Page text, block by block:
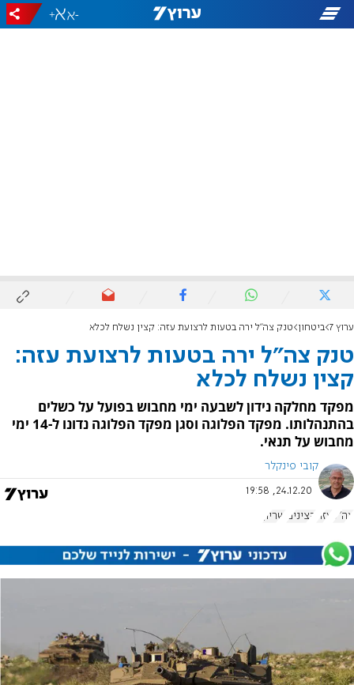
-
+
ערוץ 7 ביטחון טנק צה"ל ירה בטעות לרצועת עזה: קצין נשלח לכלא
טנק צה"ל ירה בטעות לרצועת עזה:
קצין נשלח לכלא
מפקד מחלקה נידון לשבעה ימי מחבוש בפועל על כשלים
בהתנהלותו. מפקד הפלוגה וסגן מפקד הפלוגה נדונו ל-14 ימי
מחבוש על תנאי.
קובי פינקלר
24.12.20, 19:58
צה"ל עזה קצינים שריון